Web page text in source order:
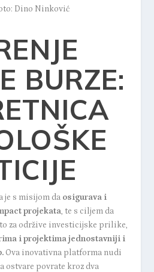
Dino Ninković
BURZE:
je s misijom da osigurava i
projekata, te s ciljem da
za održive investicijske prilike,
i projektima jednostavniji i
Ova inovativna platforma nudi
povrate kroz dva